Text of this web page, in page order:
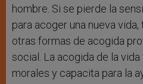
hombre. Si se pierde la
para acoger una nueva
otras formas de acogida
social. La acogida de la
morales y capacita para la